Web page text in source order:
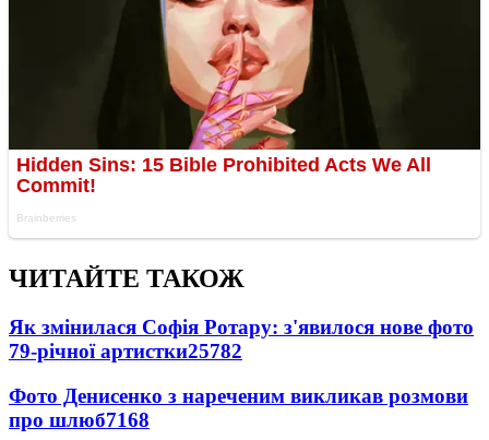
ЧИТАЙТЕ ТАКОЖ
Як змінилася Софія Ротару: з'явилося нове фото
79-річної артистки25782
Фото Денисенко з нареченим викликав розмови
про шлюб7168